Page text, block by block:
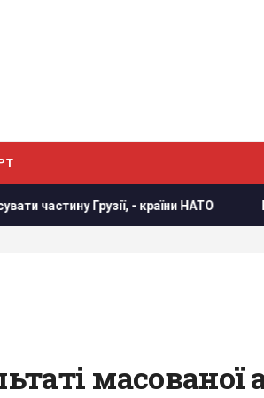
країни НАТО В результаті атаки
масованої